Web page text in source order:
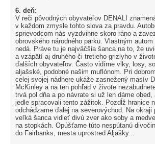
6. deň:
V reči pôvodných obyvateľov DENALI
v každom zmysle tohto slova za pravdu.
sprievodcom nás vyzdvihne skoro ráno a
obrovského národného parku. Vlastným
nedá. Práve tu je najväčšia šanca na to, že
a vzápätí aj druhého či tretieho grizlyho v
ďalších obyvateľov. Často vidíme vlky, losy,
aljašské, podobné našim muflónom. Pri
celej svojej nádhere ukáže zasnežený masív
McKinley a na ten pohľad v živote
trvá pol dňa a po návrate si už len dáme obed,
jedle spracovali tento zážitok. Pozdĺž hranice
odchádzame ďalej na severovýchod. Na okraji
veľká šanca vidieť divú zver ako soby a
na stopkách. Opúšťame túto nespútanú
do Fairbanks, mesta uprostred Aljašky...